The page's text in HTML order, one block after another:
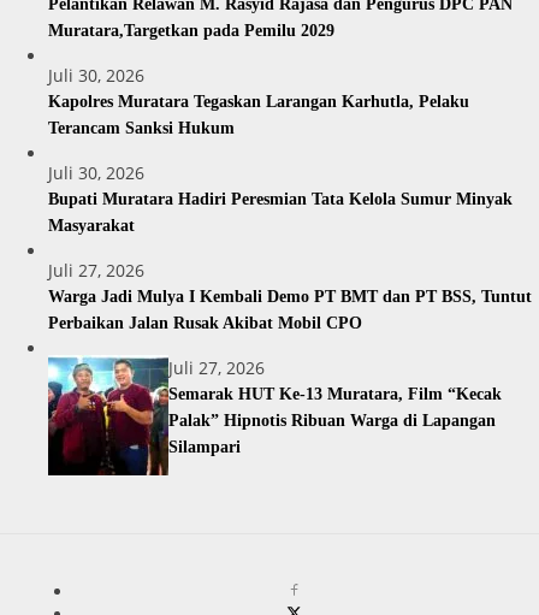
Pelantikan Relawan M. Rasyid Rajasa dan Pengurus DPC PAN
Muratara,Targetkan pada Pemilu 2029
Juli 30, 2026
Kapolres Muratara Tegaskan Larangan Karhutla, Pelaku
Terancam Sanksi Hukum
Juli 30, 2026
Bupati Muratara Hadiri Peresmian Tata Kelola Sumur Minyak
Masyarakat
Juli 27, 2026
Warga Jadi Mulya I Kembali Demo PT BMT dan PT BSS, Tuntut
Perbaikan Jalan Rusak Akibat Mobil CPO
Juli 27, 2026
Semarak HUT Ke-13 Muratara, Film “Kecak
Palak” Hipnotis Ribuan Warga di Lapangan
Silampari